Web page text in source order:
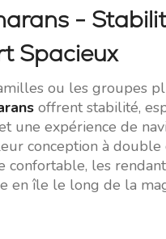
-
Spacieux
ou les groupes
offrent stabilité,
une expérience de
conception à double
confortable, les
en île le long de la